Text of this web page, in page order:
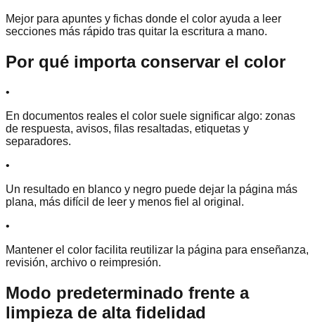
Mejor para apuntes y fichas donde el color ayuda a leer
secciones más rápido tras quitar la escritura a mano.
Por qué importa conservar el color
•
En documentos reales el color suele significar algo: zonas
de respuesta, avisos, filas resaltadas, etiquetas y
separadores.
•
Un resultado en blanco y negro puede dejar la página más
plana, más difícil de leer y menos fiel al original.
•
Mantener el color facilita reutilizar la página para enseñanza,
revisión, archivo o reimpresión.
Modo predeterminado frente a
limpieza de alta fidelidad